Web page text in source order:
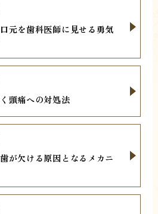
元を歯科医師に見せる勇気
頭痛への対処法
が欠ける原因となるメカニ